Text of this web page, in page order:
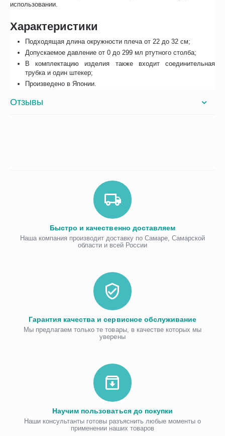
использовании.
Характеристики
Подходящая длина окружности плеча от 22 до 32 см;
Допускаемое давление от 0 до 299 мл ртутного столба;
В комплектацию изделия также входит соединительная
трубка и один штекер;
Произведено в Японии.
Отзывы
Быстро и качественно доставляем
Наша компания производит доставку по Самаре, Самарской
области и всей России
Гарантия качества и сервисное обслуживание
Мы предлагаем только те товары, в качестве которых мы
уверены
Научим пользоваться до покупки
Наши консультанты готовы разъяснить любые моменты о
применении наших товаров